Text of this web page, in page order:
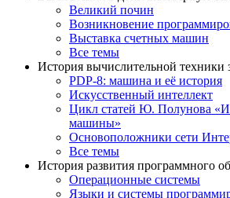
Великий почин
Возникновение
Выставка счетных машин
Все темы
История вычислительной техники
PDP-8: машина и её история
Искусственный интеллект
Цикл статей Ю. Полунова
машины»
Основоположники сети
Все темы
История развития программного
Операционные системы
Языки и системы